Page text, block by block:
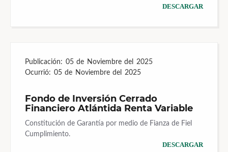
DESCARGAR
Publicación: 05 de Noviembre del 2025
Ocurrió: 05 de Noviembre del 2025
Fondo de Inversión Cerrado
Financiero Atlántida Renta Variable
Constitución de Garantía por medio de Fianza de Fiel
Cumplimiento.
DESCARGAR